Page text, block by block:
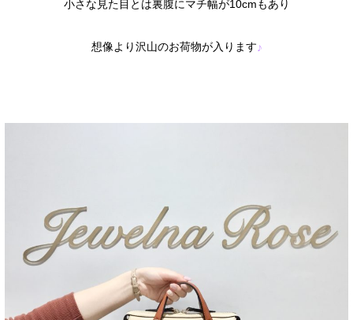
小さな見た目とは裏腹にマチ幅が10cmもあり
想像より沢山のお荷物が入ります♪